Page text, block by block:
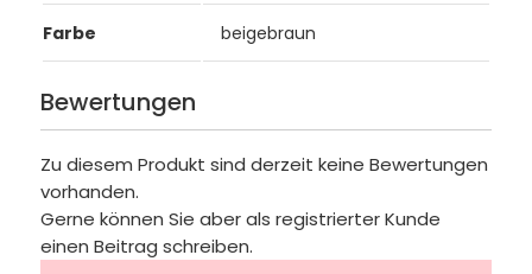
Farbe beigebraun
Bewertungen
Zu diesem Produkt sind derzeit keine Bewertungen
vorhanden.
Gerne können Sie aber als registrierter Kunde
einen Beitrag schreiben.